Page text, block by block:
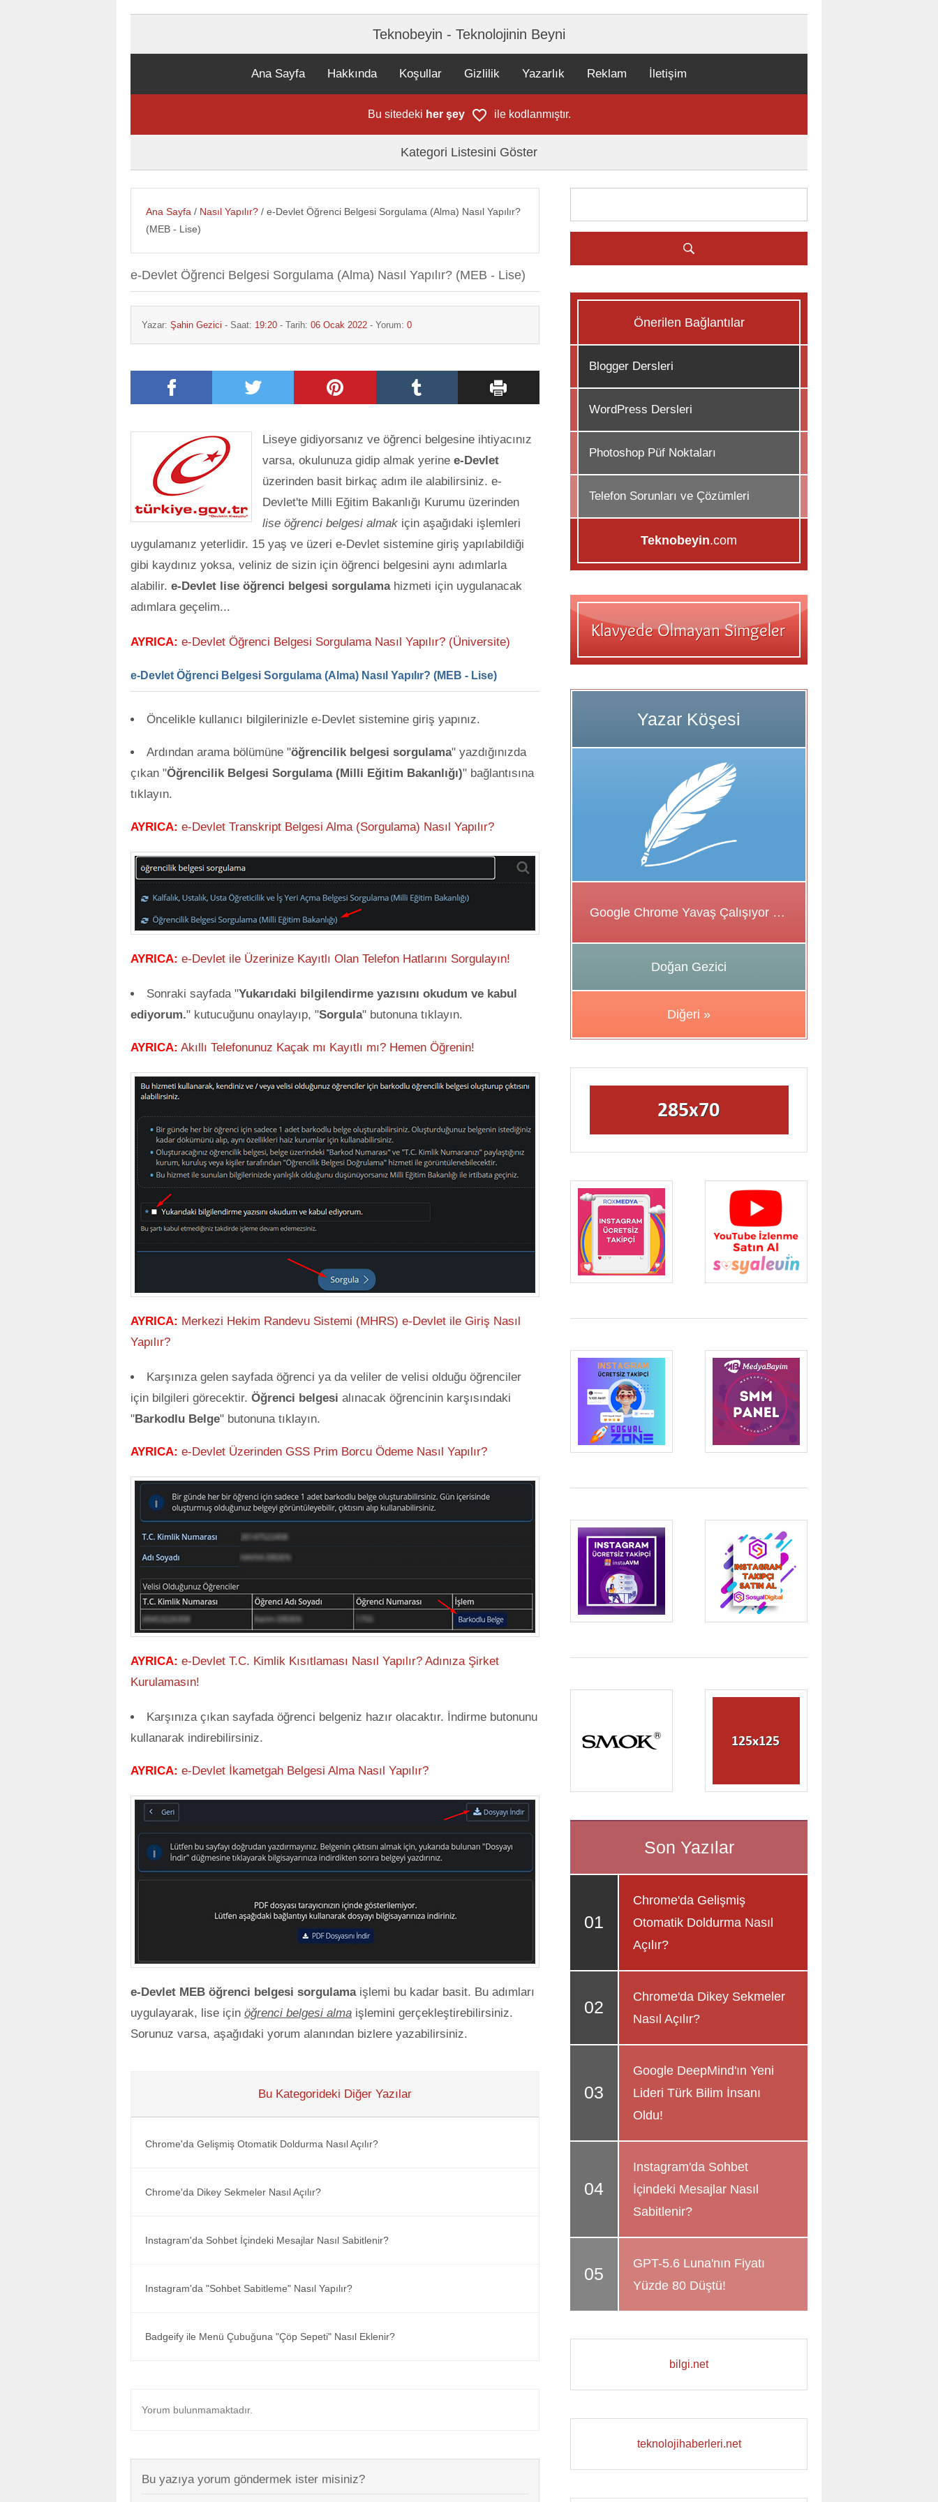
Teknobeyin - Teknolojinin Beyni
Ana Sayfa Hakkında Koşullar Gizlilik Yazarlık Reklam İletişim
Bu sitedeki her şey ile kodlanmıştır.
Kategori Listesini Göster
Ana Sayfa / Nasıl Yapılır? / e-Devlet Öğrenci Belgesi Sorgulama (Alma) Nasıl Yapılır?
(MEB - Lise)
e-Devlet Öğrenci Belgesi Sorgulama (Alma) Nasıl Yapılır? (MEB - Lise)
Yazar: Şahin Gezici - Saat: 19:20 - Tarih: 06 Ocak 2022 - Yorum: 0
Liseye gidiyorsanız ve öğrenci belgesine ihtiyacınız
varsa, okulunuza gidip almak yerine e-Devlet
üzerinden basit birkaç adım ile alabilirsiniz. e-
Devlet'te Milli Eğitim Bakanlığı Kurumu üzerinden
lise öğrenci belgesi almak için aşağıdaki işlemleri
uygulamanız yeterlidir. 15 yaş ve üzeri e-Devlet sistemine giriş yapılabildiği
gibi kaydınız yoksa, veliniz de sizin için öğrenci belgesini aynı adımlarla
alabilir. e-Devlet lise öğrenci belgesi sorgulamahizmeti için uygulanacak
adımlara geçelim...
AYRICA: e-Devlet Öğrenci Belgesi Sorgulama Nasıl Yapılır? (Üniversite)
e-Devlet Öğrenci Belgesi Sorgulama (Alma) Nasıl Yapılır? (MEB - Lise)
Öncelikle kullanıcı bilgilerinizle e-Devlet sistemine giriş yapınız.
Ardından arama bölümüne "öğrencilik belgesi sorgulama" yazdığınızda
çıkan "Öğrencilik Belgesi Sorgulama (Milli Eğitim Bakanlığı)" bağlantısına
tıklayın.
AYRICA: e-Devlet Transkript Belgesi Alma (Sorgulama) Nasıl Yapılır?
AYRICA: e-Devlet ile Üzerinize Kayıtlı Olan Telefon Hatlarını Sorgulayın!
Sonraki sayfada "Yukarıdaki bilgilendirme yazısını okudum ve kabul
ediyorum." kutucuğunu onaylayıp, "Sorgula" butonuna tıklayın.
AYRICA: Akıllı Telefonunuz Kaçak mı Kayıtlı mı? Hemen Öğrenin!
AYRICA: Merkezi Hekim Randevu Sistemi (MHRS) e-Devlet ile Giriş Nasıl
Yapılır?
Karşınıza gelen sayfada öğrenci ya da veliler de velisi olduğu öğrenciler
için bilgileri görecektir. Öğrenci belgesi alınacak öğrencinin karşısındaki
"Barkodlu Belge" butonuna tıklayın.
AYRICA: e-Devlet Üzerinden GSS Prim Borcu Ödeme Nasıl Yapılır?
AYRICA: e-Devlet T.C. Kimlik Kısıtlaması Nasıl Yapılır? Adınıza Şirket
Kurulamasın!
Karşınıza çıkan sayfada öğrenci belgeniz hazır olacaktır. İndirme butonunu
kullanarak indirebilirsiniz.
AYRICA: e-Devlet İkametgah Belgesi Alma Nasıl Yapılır?
e-Devlet MEB öğrenci belgesi sorgulama işlemi bu kadar basit. Bu adımları
uygulayarak, lise için öğrenci belgesi alma işlemini gerçekleştirebilirsiniz.
Sorunuz varsa, aşağıdaki yorum alanından bizlere yazabilirsiniz.
Bu Kategorideki Diğer Yazılar
Chrome'da Gelişmiş Otomatik Doldurma Nasıl Açılır?
Chrome'da Dikey Sekmeler Nasıl Açılır?
Instagram'da Sohbet İçindeki Mesajlar Nasıl Sabitlenir?
Instagram'da "Sohbet Sabitleme" Nasıl Yapılır?
Badgeify ile Menü Çubuğuna "Çöp Sepeti" Nasıl Eklenir?
Yorum bulunmamaktadır.
Bu yazıya yorum göndermek ister misiniz?
Önerilen Bağlantılar
Blogger Dersleri
WordPress Dersleri
Photoshop Püf Noktaları
Telefon Sorunları ve Çözümleri
Teknobeyin.com
Google Chrome Yavaş Çalışıyor Sorunu için Çözüm Önerileri
Doğan Gezici
Diğeri »
Chrome'da Gelişmiş
Otomatik Doldurma Nasıl
Açılır?
Chrome'da Dikey Sekmeler
Nasıl Açılır?
Google DeepMind'ın Yeni
Lideri Türk Bilim İnsanı
Oldu!
Instagram'da Sohbet
İçindeki Mesajlar Nasıl
Sabitlenir?
GPT-5.6 Luna'nın Fiyatı
Yüzde 80 Düştü!
bilgi.net
teknolojihaberleri.net